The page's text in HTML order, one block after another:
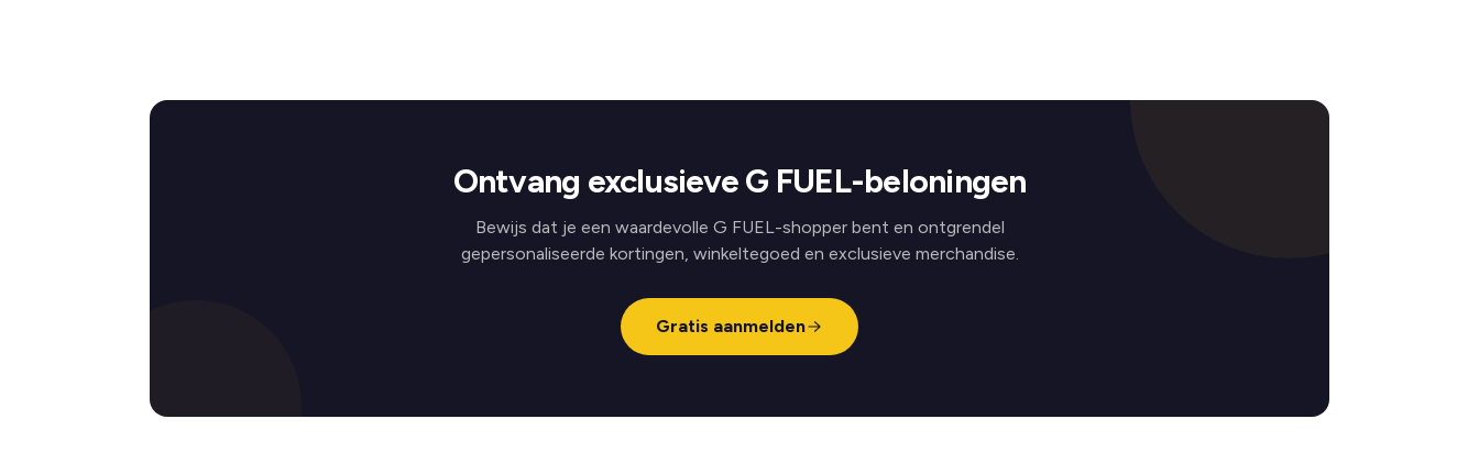
Ontvang exclusieve G FUEL-beloningen
Bewijs dat je een waardevolle G FUEL-shopper bent en ontgrendel
gepersonaliseerde kortingen, winkeltegoed en exclusieve merchandise.
Gratis aanmelden